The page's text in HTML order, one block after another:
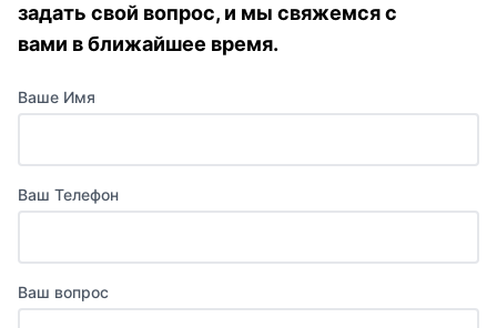
задать свой вопрос, и мы свяжемся с
вами в ближайшее время.
Ваше Имя
Ваш Телефон
Ваш вопрос